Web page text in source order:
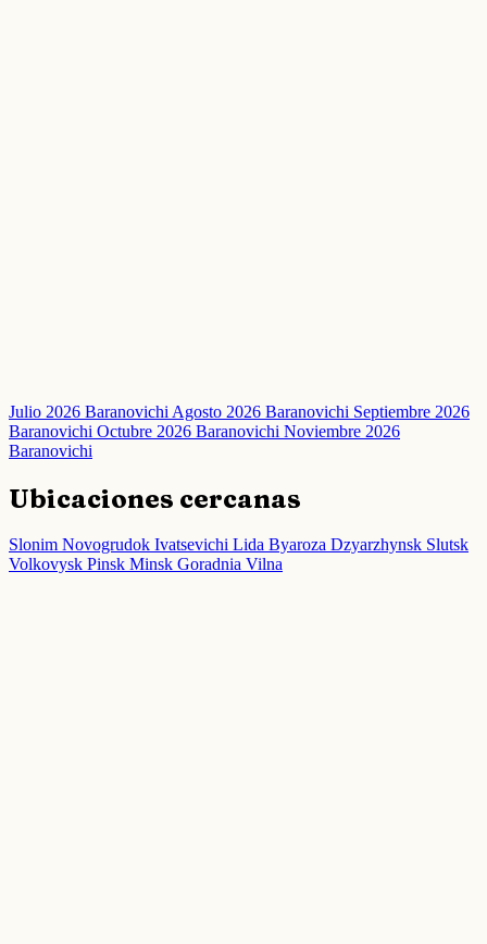
Julio 2026 Baranovichi Agosto 2026 Baranovichi Septiembre 2026
Baranovichi Octubre 2026 Baranovichi Noviembre 2026
Baranovichi
Ubicaciones cercanas
Slonim Novogrudok Ivatsevichi Lida Byaroza Dzyarzhynsk Slutsk
Volkovysk Pinsk Minsk Goradnia Vilna